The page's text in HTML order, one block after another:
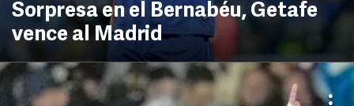
Sorpresa en el Bernabéu, Getafe
vence al Madrid